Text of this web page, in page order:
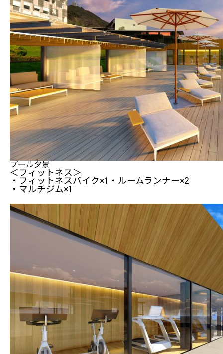
プール夕景
＜フィットネス＞
・フィットネスバイク×1・ルームランナー×2
・マルチジム×1